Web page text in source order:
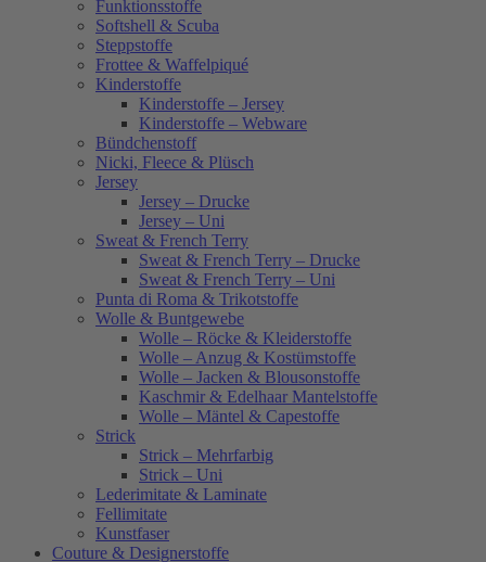
Funktionsstoffe
Softshell & Scuba
Steppstoffe
Frottee & Waffelpiqué
Kinderstoffe
Kinderstoffe – Jersey
Kinderstoffe – Webware
Bündchenstoff
Nicki, Fleece & Plüsch
Jersey
Jersey – Drucke
Jersey – Uni
Sweat & French Terry
Sweat & French Terry – Drucke
Sweat & French Terry – Uni
Punta di Roma & Trikotstoffe
Wolle & Buntgewebe
Wolle – Röcke & Kleiderstoffe
Wolle – Anzug & Kostümstoffe
Wolle – Jacken & Blousonstoffe
Kaschmir & Edelhaar Mantelstoffe
Wolle – Mäntel & Capestoffe
Strick
Strick – Mehrfarbig
Strick – Uni
Lederimitate & Laminate
Fellimitate
Kunstfaser
Couture & Designerstoffe